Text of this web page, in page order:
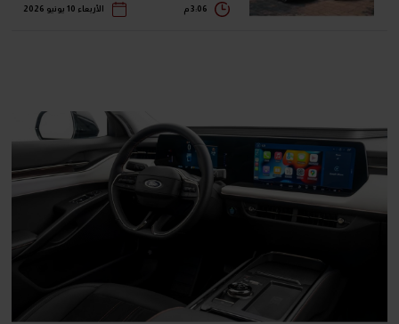
الأربعاء 10 يونيو 2026